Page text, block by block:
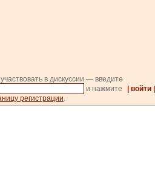
в дискуссии — введите
и нажмите | войти |
регистрации.